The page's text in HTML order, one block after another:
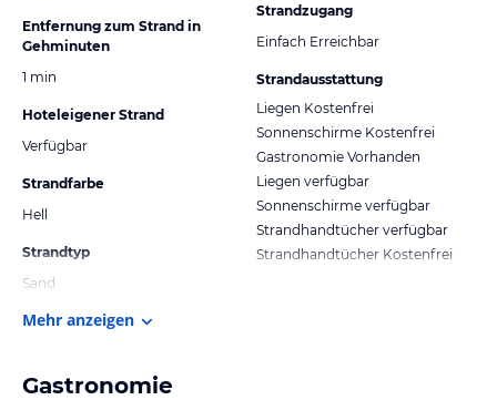
Entfernung zum Strand in
Gehminuten
1 min
Hoteleigener Strand
Verfügbar
Strandfarbe
Hell
Strandtyp
Sand
Strandzugang
Einfach Erreichbar
Strandausstattung
Liegen Kostenfrei
Sonnenschirme Kostenfrei
Gastronomie Vorhanden
Liegen verfügbar
Sonnenschirme verfügbar
Strandhandtücher verfügbar
Strandhandtücher Kostenfrei
Mehr anzeigen
Gastronomie